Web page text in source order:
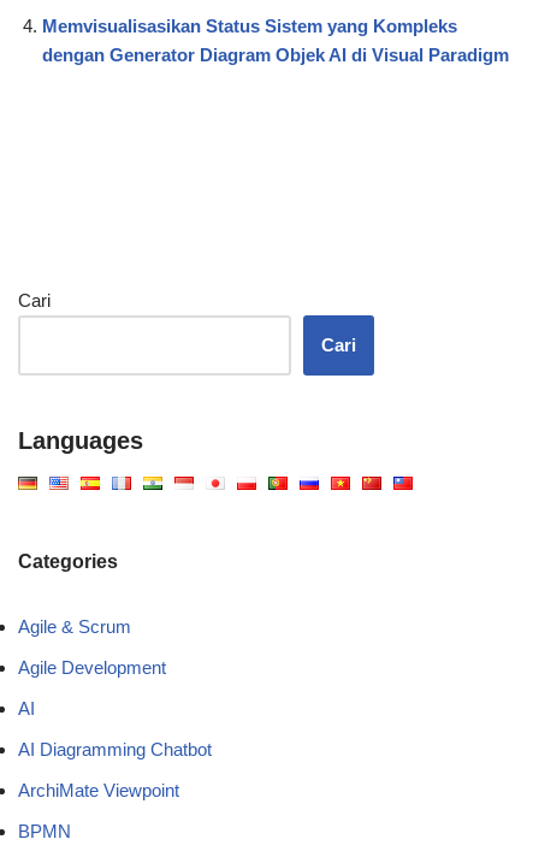
Memvisualisasikan Status Sistem yang Kompleks
dengan Generator Diagram Objek AI di Visual Paradigm
Cari
Cari
Languages
Categories
Agile & Scrum
Agile Development
AI
AI Diagramming Chatbot
ArchiMate Viewpoint
BPMN